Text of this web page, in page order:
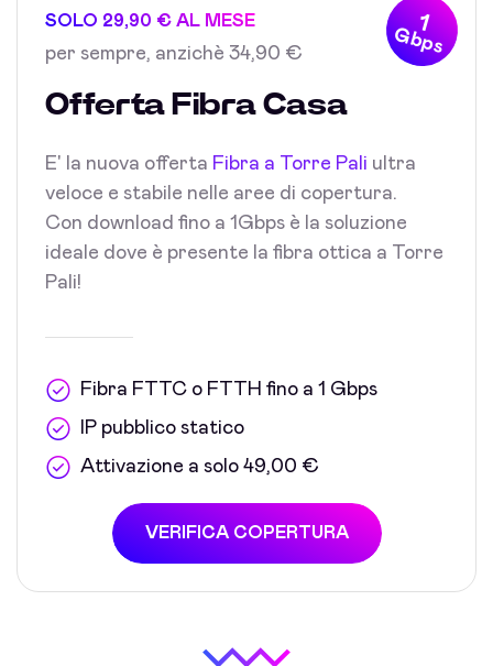
1
Gbps
SOLO 29,90 € AL MESE
per sempre, anzichè 34,90 €
Offerta Fibra Casa
E' la nuova offerta Fibra a Torre Pali ultra
veloce e stabile nelle aree di copertura.
Con download fino a 1Gbps è la soluzione
ideale dove è presente la fibra ottica a Torre
Pali!
Fibra FTTC o FTTH fino a 1 Gbps
IP pubblico statico
Attivazione a solo 49,00 €
VERIFICA COPERTURA